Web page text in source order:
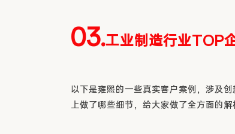
03.工业制造行业TOP
以下是雍熙的一些真实客户案例，涉及
上做了哪些细节，给大家做了全方面的